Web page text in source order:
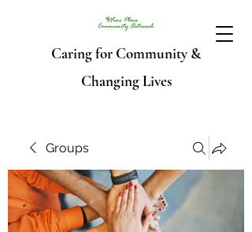
Caring for Community &
Changing Lives
Groups